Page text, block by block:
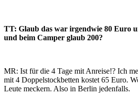
TT: Glaub das war irgendwie 80 Euro
und beim Camper glaub 200?
MR: Ist für die 4 Tage mit Anreise!? Ich
mit 4 Doppelstockbetten kostet 65 Euro.
Leute meckern. Also in Berlin jedenfalls.